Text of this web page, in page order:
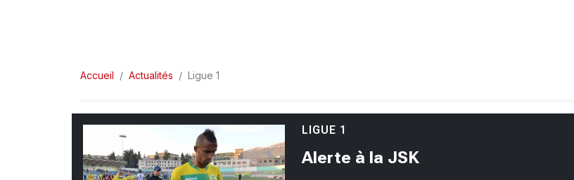
Accueil Actualités Ligue 1
LIGUE 1
Alerte à la JSK